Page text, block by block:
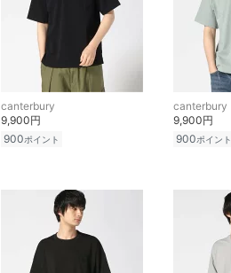
canterbury
9,900円
900ポイント
canterbury
9,900円
900ポイント